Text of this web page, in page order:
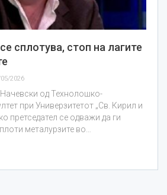
сплотува, стоп на лагите
2026
од Технолошко-
при Универзитетот „Св. Кирил и
претседател се одважи да ги
металурзите во…